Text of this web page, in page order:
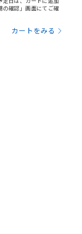
の確認」画面にてご確
カートをみる